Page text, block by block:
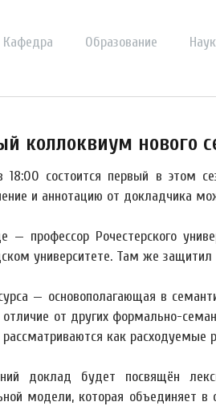
Кафедра Образование
коллоквиум нового
18:00 состоится первый в этом
и аннотацию от докладчика
— профессор Рочестерского
университете. Там же
— основополагающая в
от других формально-
как расходуемые
доклад будет посвящён
модели, которая объединяет